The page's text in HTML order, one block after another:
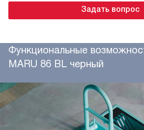
Задать вопрос
Функциональные
MARU 86 BL черный